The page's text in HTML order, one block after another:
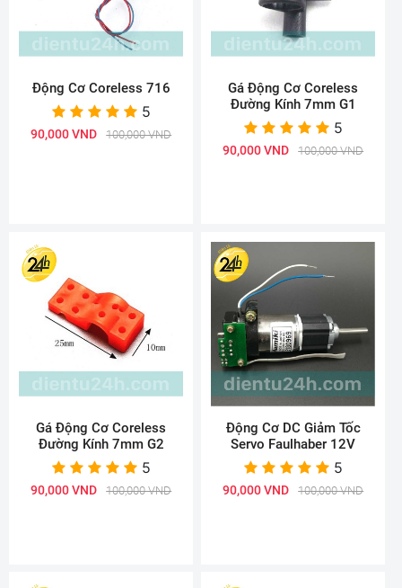
Động Cơ Coreless 716
5
90,000 VND 100,000 VND
Gá Động Cơ Coreless
Đường Kính 7mm G1
5
90,000 VND 100,000 VND
Gá Động Cơ Coreless
Đường Kính 7mm G2
5
90,000 VND 100,000 VND
Động Cơ DC Giảm Tốc
Servo Faulhaber 12V
5
90,000 VND 100,000 VND